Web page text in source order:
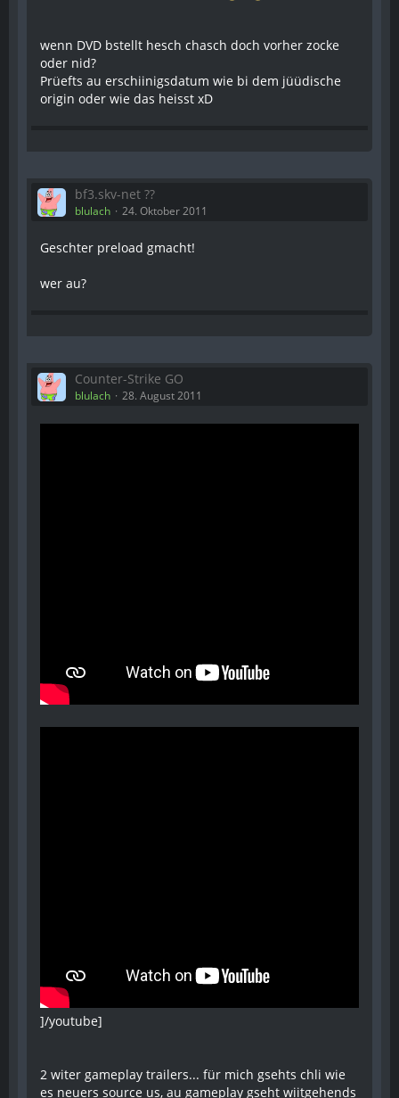
wenn DVD bstellt hesch chasch doch vorher zocke
oder nid?
Prüefts au erschiinigsdatum wie bi dem jüüdische
origin oder wie das heisst xD
bf3.skv-net ??
blulach 24. Oktober 2011
Geschter preload gmacht!
wer au?
Counter-Strike GO
blulach 28. August 2011
]/youtube]
2 witer gameplay trailers... für mich gsehts chli wie
es neuers source us, au gameplay gseht wiitgehends